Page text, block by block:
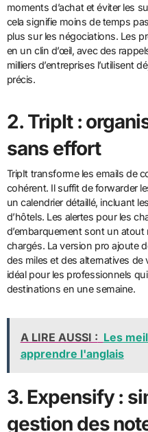
moments d’achat et éviter les
cela signifie moins de temps
plus sur les négociations. Les
en un clin d’œil, avec des
milliers d’entreprises l’utilisent
précis.
2. TripIt :
sans effort
TripIt transforme les emails de
cohérent. Il suffit de forwarder
un calendrier détaillé, incluant
d’hôtels. Les alertes pour les
d’embarquement sont un
chargés. La version pro ajoute
des miles et des alternatives de
idéal pour les professionnels
destinations en une semaine.
A LIRE AUSSI : Les
apprendre l'anglais
3. Expensify :
gestion des